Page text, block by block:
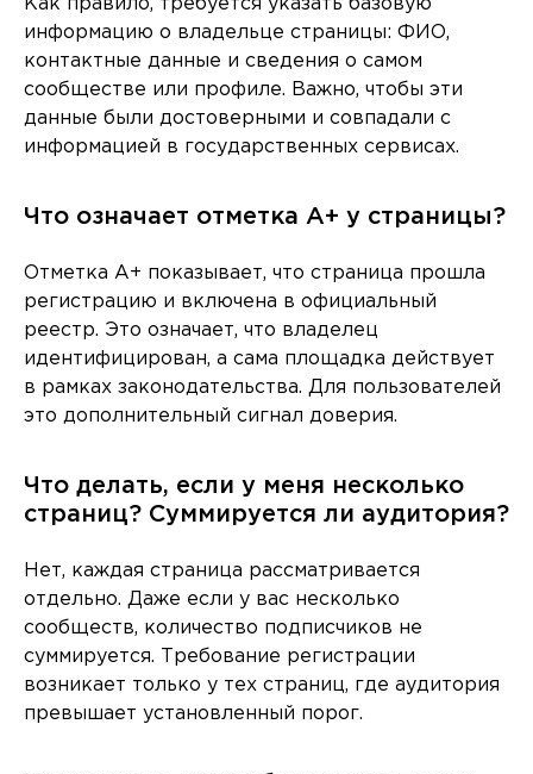
Как правило, требуется указать базовую
информацию о владельце страницы: ФИО,
контактные данные и сведения о самом
сообществе или профиле. Важно, чтобы эти
данные были достоверными и совпадали с
информацией в государственных сервисах.
Что означает отметка A+ у страницы?
Отметка A+ показывает, что страница прошла
регистрацию и включена в официальный
реестр. Это означает, что владелец
идентифицирован, а сама площадка действует
в рамках законодательства. Для пользователей
это дополнительный сигнал доверия.
Что делать, если у меня несколько
страниц? Суммируется ли аудитория?
Нет, каждая страница рассматривается
отдельно. Даже если у вас несколько
сообществ, количество подписчиков не
суммируется. Требование регистрации
возникает только у тех страниц, где аудитория
превышает установленный порог.